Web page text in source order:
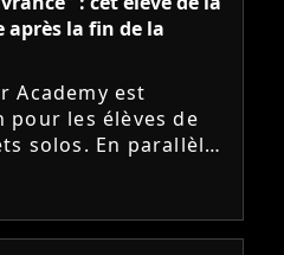
après la fin de la
Academy est
pour les élèves de
solos. En parallèle,
et se dit soulagé